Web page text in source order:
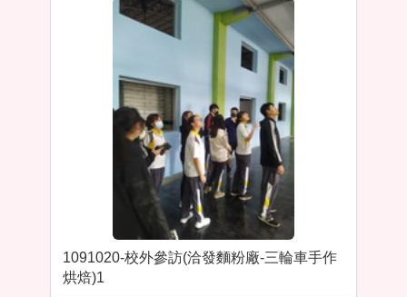
1091020-校外參訪(洽發麵粉廠-三輪車手作
烘焙)1